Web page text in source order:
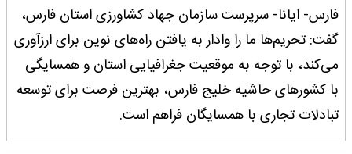
فارس- ایانا- سرپرست سازمان جهاد کشاورزی استان فارس،
گفت: تحریم‌ها ما را وادار به یافتن راه‌های نوین برای ارزآوری
می‌کند، با توجه به موقعیت جغرافیایی استان و همسایگی
با کشورهای حاشیه خلیج فارس، بهترین فرصت برای توسعه
تبادلات تجاری با همسایگان فراهم است.